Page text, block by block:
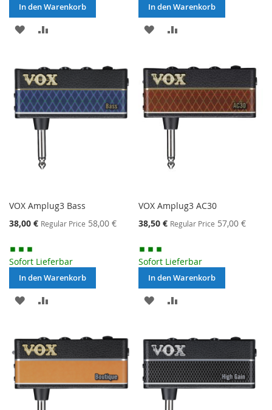
In den Warenkorb
MERKEN
HINZUFÜGEN
In den Warenkorb
MERKEN
HINZUFÜGEN
VOX Amplug3 Bass
Special
38,00 € Regular Price 58,00 €
Sofort Lieferbar
In den Warenkorb
MERKEN
HINZUFÜGEN
VOX Amplug3 AC30
Special
38,50 € Regular Price 57,00 €
Sofort Lieferbar
In den Warenkorb
MERKEN
HINZUFÜGEN